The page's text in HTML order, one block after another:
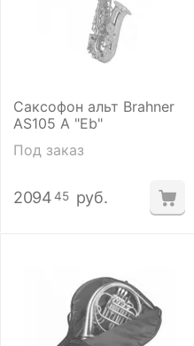
Саксофон альт Brahner
AS105 A "Eb"
Под заказ
2094 45 руб.